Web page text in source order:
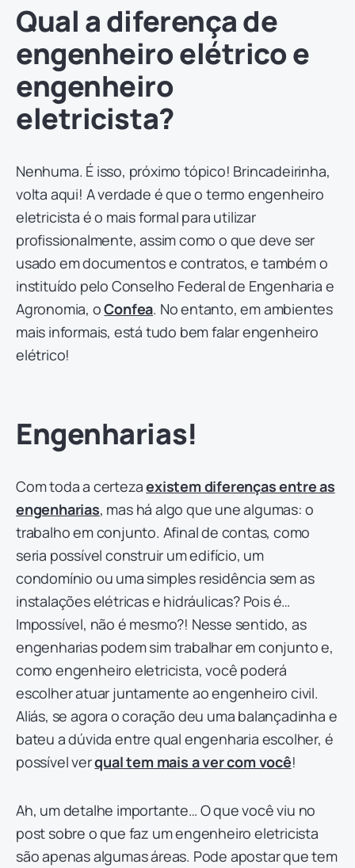
Qual a diferença de
engenheiro elétrico e
engenheiro
eletricista?
Nenhuma. É isso, próximo tópico! Brincadeirinha,
volta aqui! A verdade é que o termo engenheiro
eletricista é o mais formal para utilizar
profissionalmente, assim como o que deve ser
usado em documentos e contratos, e também o
instituído pelo Conselho Federal de Engenharia e
Agronomia, oConfea. No entanto, em ambientes
mais informais, está tudo bem falar engenheiro
elétrico!
Engenharias!
Com toda a certezaexistem diferenças entre as
engenharias, mas há algo que une algumas: o
trabalho em conjunto. Afinal de contas, como
seria possível construir um edifício, um
condomínio ou uma simples residência sem as
instalações elétricas e hidráulicas? Pois é…
Impossível, não é mesmo?! Nesse sentido, as
engenharias podem sim trabalhar em conjunto e,
como engenheiro eletricista, você poderá
escolher atuar juntamente ao engenheiro civil.
Aliás, se agora o coração deu uma balançadinha e
bateu a dúvida entre qual engenharia escolher, é
possível verqual tem mais a ver com você!
Ah, um detalhe importante… O que você viu no
post sobre o que faz um engenheiro eletricista
são apenas algumas áreas. Pode apostar que tem